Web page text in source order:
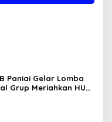
Paniai Gelar Lomba
Grup Meriahkan HUT